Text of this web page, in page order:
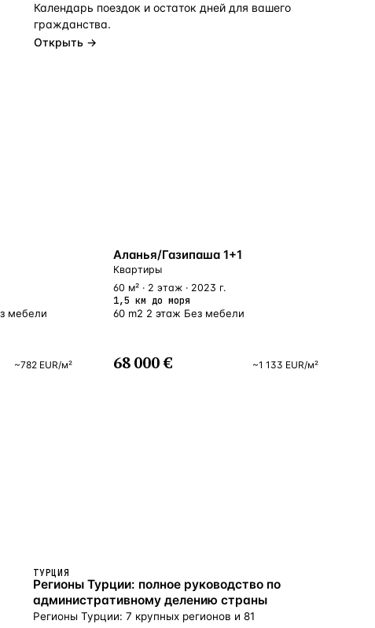
Календарь поездок и остаток дней для вашего
гражданства.
Открыть →
мебели
~782 EUR/м²
БЛИЗКО К МОРЮ Аланья/Газипаша 1+1
Квартиры
60 м² · 2 этаж · 2023 г.
1,5 км до моря
60 m2 2 этаж Без мебели
68 000 € ~1 133 EUR/м²
ТУРЦИЯ
Регионы Турции: полное руководство по
административному делению страны
Регионы Турции: 7 крупных регионов и 81